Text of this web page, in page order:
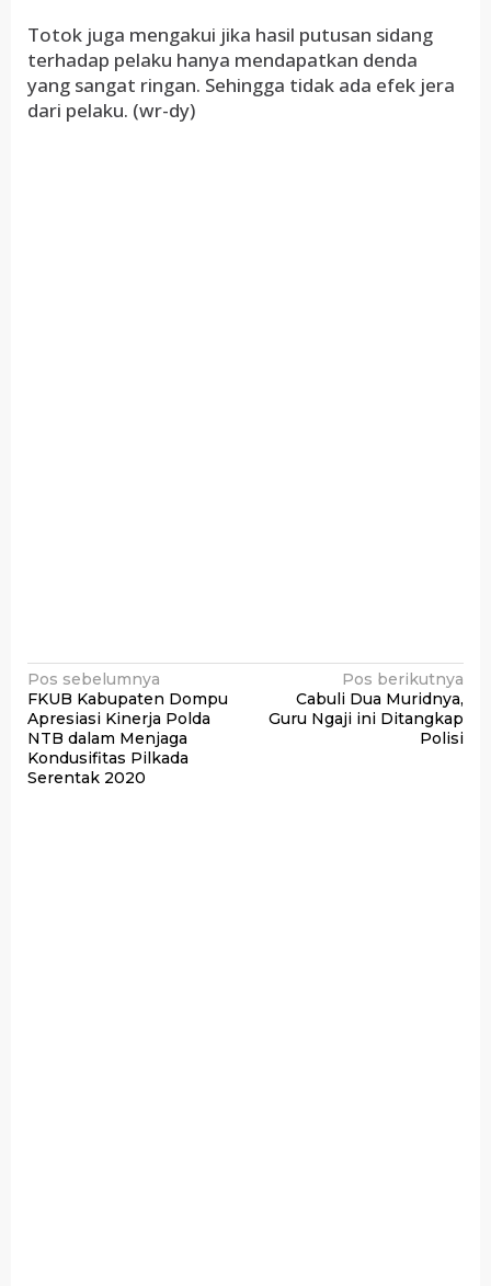
Totok juga mengakui jika hasil putusan sidang
terhadap pelaku hanya mendapatkan denda
yang sangat ringan. Sehingga tidak ada efek jera
dari pelaku. (wr-dy)
Navigasi
pos
Pos sebelumnya
FKUB Kabupaten Dompu
Apresiasi Kinerja Polda
NTB dalam Menjaga
Kondusifitas Pilkada
Serentak 2020
Pos berikutnya
Cabuli Dua Muridnya,
Guru Ngaji ini Ditangkap
Polisi